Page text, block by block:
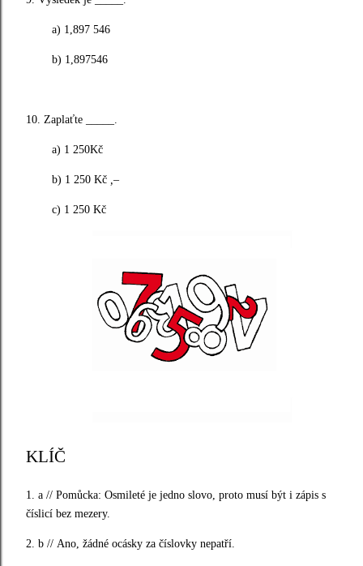
a) 1,897 546
b) 1,897546
10. Zaplaťte _____.
a) 1 250Kč
b) 1 250 Kč ,–
c) 1 250 Kč
KLÍČ
1. a // Pomůcka: Osmileté je jedno slovo, proto musí být i zápis s
číslicí bez mezery.
2. b // Ano, žádné ocásky za číslovky nepatří.